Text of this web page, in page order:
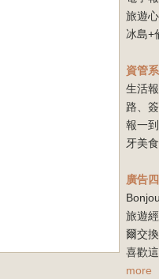
旅遊
冰島+
資管系
生活
路、
報一
牙美
廣告四
旅遊
爾交
喜歡
more